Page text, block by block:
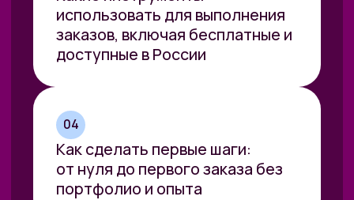
• Сделал зерокодинг именем
нарицательным во всем русскоязычном
пространстве
• Евангелист нейросетей и зерокодинга
• Обучил использованию нейросетей
более 3000 человек — от детей
и пенсионеров до владельцев
крупнейших корпораций и гос. структур
• Выпустил книгу «Искусственный
интеллект: путь к новому миру»
Высшее образование:
• Мехмат МГУ им. Ломоносова
• Магистр делового
администрирования, Бизнес-школа
Кингстона, Лондон